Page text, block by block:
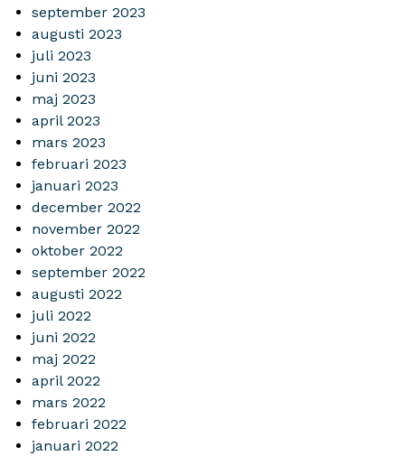
september 2023
augusti 2023
juli 2023
juni 2023
maj 2023
april 2023
mars 2023
februari 2023
januari 2023
december 2022
november 2022
oktober 2022
september 2022
augusti 2022
juli 2022
juni 2022
maj 2022
april 2022
mars 2022
februari 2022
januari 2022